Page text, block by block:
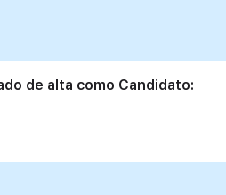
de alta como Candidato: